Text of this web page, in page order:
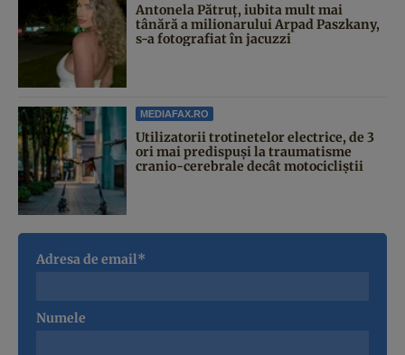
Antonela Pătruț, iubita mult mai
tânără a milionarului Arpad Paszkany,
s-a fotografiat în jacuzzi
MEDIAFAX.RO
Utilizatorii trotinetelor electrice, de 3
ori mai predispuși la traumatisme
cranio-cerebrale decât motocicliștii
Adresa de email*
Numele